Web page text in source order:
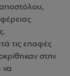
τις επαφές
στην
να